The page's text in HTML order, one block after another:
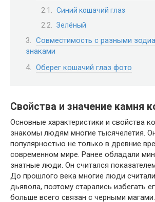
Синий кошачий глаз
Зелёный
Совместимость с разными
знаками
Оберег кошачий глаз фото
Свойства и значение камня
Основные характеристики и свойства
знакомы людям многие тысячелетия.
популярностью не только в древние
современном мире. Ранее обладали
знатные люди. Он считался
До прошлого века многие люди
дьявола, поэтому старались избегать
больше всего связан с черными магами.